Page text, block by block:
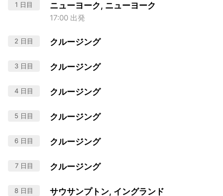
1 日目 ニューヨーク, ニューヨーク
17:00 出発
2 日目 クルージング
3 日目 クルージング
4 日目 クルージング
5 日目 クルージング
6 日目 クルージング
7 日目 クルージング
8 日目 サウサンプトン, イングランド